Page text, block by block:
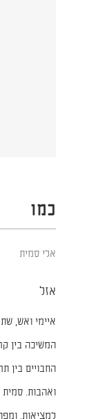
כמו
אלי סמית
אזל
איימי ואש,
המשיכה בין
החבויים בין
ואהבות. סמית
למציאות,